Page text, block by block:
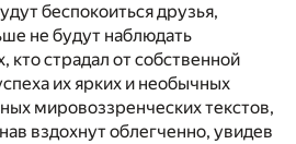
беспокоиться друзья,
не будут наблюдать
кто страдал от собственной
их ярких и необычных
мировоззренческих текстов,
вздохнут облегченно, увидев